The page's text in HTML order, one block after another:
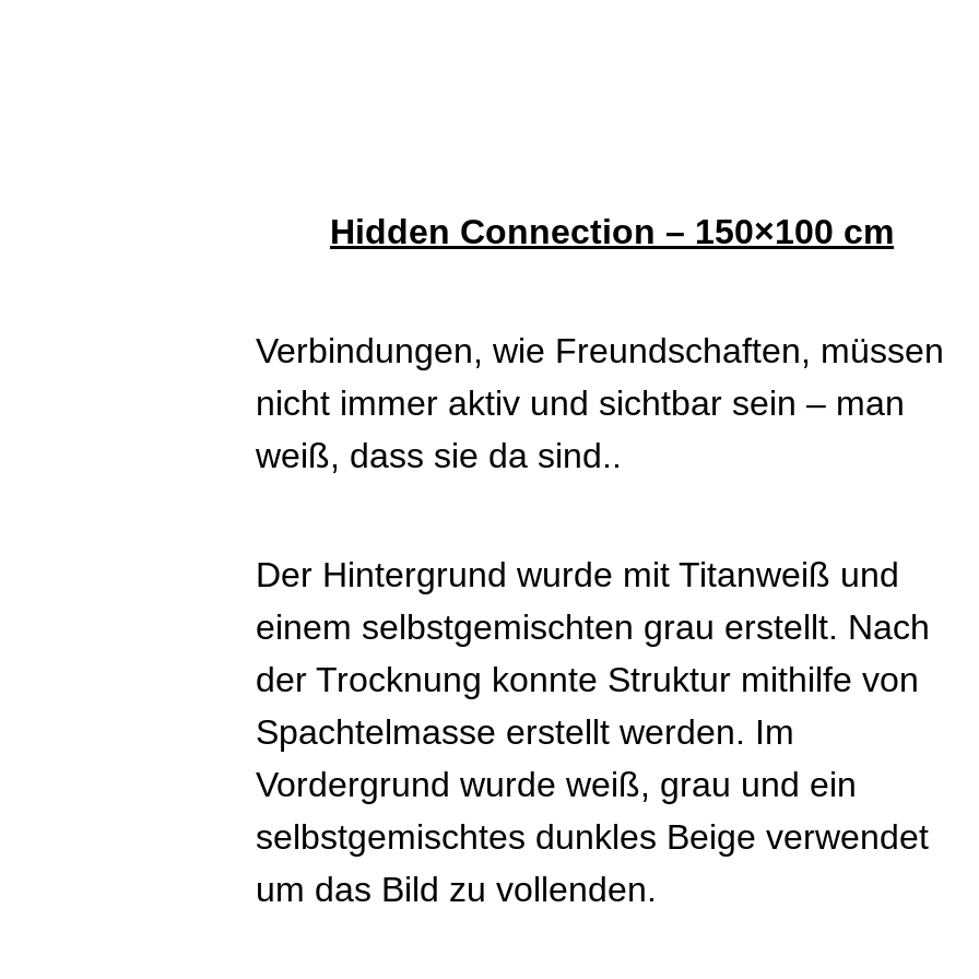
Hidden Connection – 150×100 cm
Verbindungen, wie Freundschaften, müssen
nicht immer aktiv und sichtbar sein – man
weiß, dass sie da sind..
Der Hintergrund wurde mit Titanweiß und
einem selbstgemischten grau erstellt. Nach
der Trocknung konnte Struktur mithilfe von
Spachtelmasse erstellt werden. Im
Vordergrund wurde weiß, grau und ein
selbstgemischtes dunkles Beige verwendet
um das Bild zu vollenden.